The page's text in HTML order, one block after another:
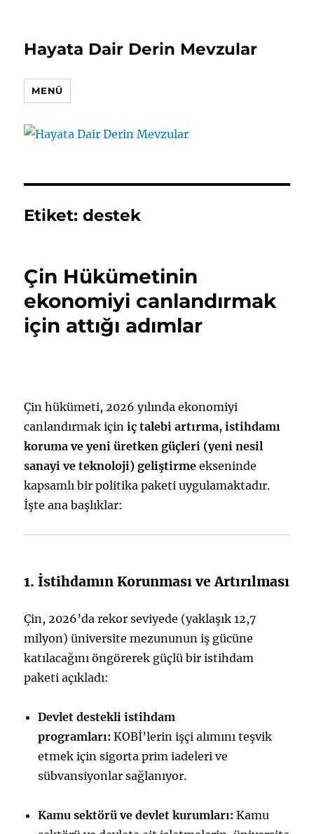
Hayata Dair Derin Mevzular
MENÜ
Etiket:destek
Çin Hükümetinin
ekonomiyi canlandırmak
için attığı adımlar
Çin hükümeti, 2026 yılında ekonomiyi
canlandırmak içiniç talebi artırma, istihdamı
koruma ve yeni üretken güçleri (yeni nesil
sanayi ve teknoloji) geliştirme ekseninde
kapsamlı bir politika paketi uygulamaktadır.
İşte ana başlıklar:
1. İstihdamın Korunması ve Artırılması
Çin, 2026’da rekor seviyede (yaklaşık 12,7
milyon) üniversite mezununun iş gücüne
katılacağını öngörerek güçlü bir istihdam
paketi açıkladı:
Devlet destekli istihdam
programları: KOBİ’lerin işçi alımını teşvik
etmek için sigorta prim iadeleri ve
sübvansiyonlar sağlanıyor.
Kamu sektörü ve devlet kurumları: Kamu